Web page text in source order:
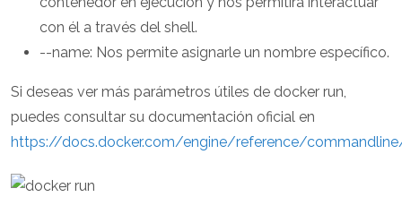
con él a través del shell.
--name: Nos permite asignarle un nombre específico.
Si deseas ver más parámetros útiles de docker run,
puedes consultar su documentación oficial en
https://docs.docker.com/engine/reference/